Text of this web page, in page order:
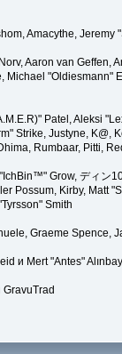
Amacythe,
Aaron van
"Oldiesmann"
Patel, Aleksi
Strike, Justyne,
Rumbaar, Pitti,
Grow, ディ
Possum, Kirby, Matt
Smith
Graeme Spence,
и Mert "Antes" Alınbay